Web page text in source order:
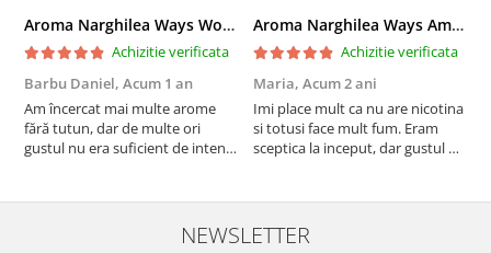
Aroma Narghilea Ways World Trade Center - Piersica cu Ice Tea, 200gr
Achizitie verificata
Barbu Daniel, Acum 1 an
Am încercat mai multe arome
fără tutun, dar de multe ori
gustul nu era suficient de intens.
pe toată durata sesiunii. Chiar
dacă nu conține tutun, senzația
Aroma Narghilea Ways Amore - Banana, Ananas si Menta, 200gr
Achizitie verificata
Maria, Acum 2 ani
Imi place mult ca nu are nicotina
si totusi face mult fum. Eram
sceptica la inceput, dar gustul de
ramane miros neplacut in
camera de tutun sau tigara.
NEWSLETTER